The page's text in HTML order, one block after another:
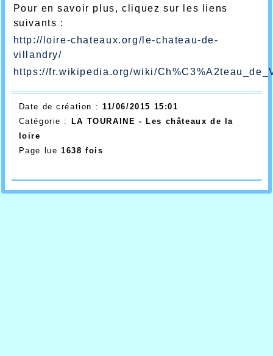
Pour en savoir plus, cliquez sur les liens
suivants :
http://loire-chateaux.org/le-chateau-de-
villandry/
https://fr.wikipedia.org/wiki/
Date de création : 11/06/2015 15:01
Catégorie :
LA TOURAINE - Les châteaux de la
loire
Page lue 1638 fois